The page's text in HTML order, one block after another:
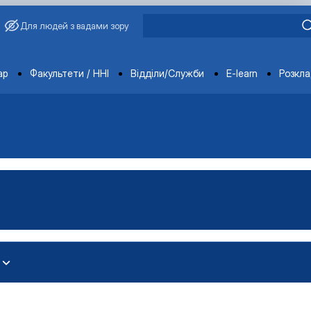
Для людей з вадами зору
Факультети / ННІ Відділи/Служби E-learn